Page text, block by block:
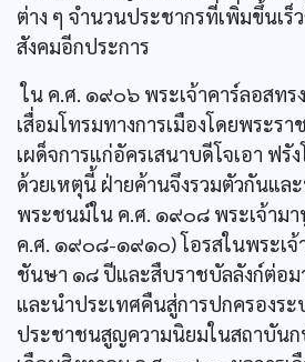
ต่าง ๆ จำนวนประชากรที่เพิ่มขึ้นเร็
สังคมอีกประการ
ใน ค.ศ. ๑๙๐๖ พระเจ้าคาร์ลอสทร
เสื่อมโทรมทางการเมืองโดยพระร
เผด็จการแก่อัครเสนาบดีโจเอา ฟรั
ด้วยเหตุนี้ ฝ่ายค้านจึงรวมตัวกันแล
พระชนม์ใน ค.ศ. ๑๙๐๘ พระเจ้ามา
ค.ศ. ๑๙๐๘-๑๙๑๐) โอรสในพระเจ้
ชันษา ๑๘ ปีและสืบราชบัลลังก์ต่อม
และนำประเทศคืนสู่การปกครองร
ประชาชนสูญความนิยมในสถาบันก